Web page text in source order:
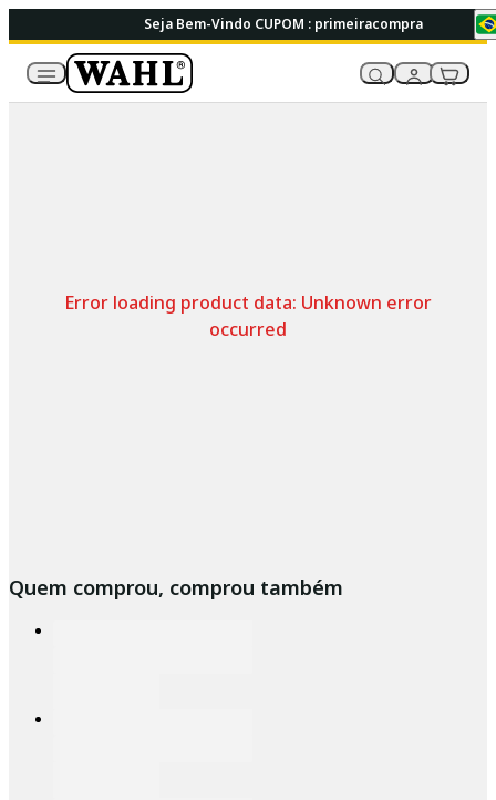
Seja Bem-Vindo CUPOM : primeiracompra
Error loading product data: Unknown error
occurred
Quem comprou, comprou também